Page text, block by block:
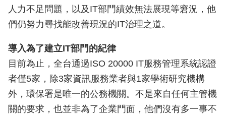
人力不足問題，以及IT部門績效無法展現等窘況，他
們仍努力尋找能改善現況的IT治理之道。
導入為了建立IT部門的紀律
目前為止，全台通過ISO 20000 IT服務管理系統認證
者僅5家，除3家資訊服務業者與1家學術研究機構
外，環保署是唯一的公務機關。不是來自任何主管機
關的要求，也並非為了企業門面，他們沒有多一事不